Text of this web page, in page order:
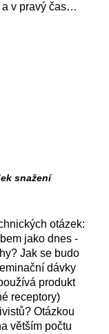
a v pravý čas…
snažení
otázek:
jako dnes -
Jak se budo
dávky
produkt
receptory)
Otázkou
větším počtu